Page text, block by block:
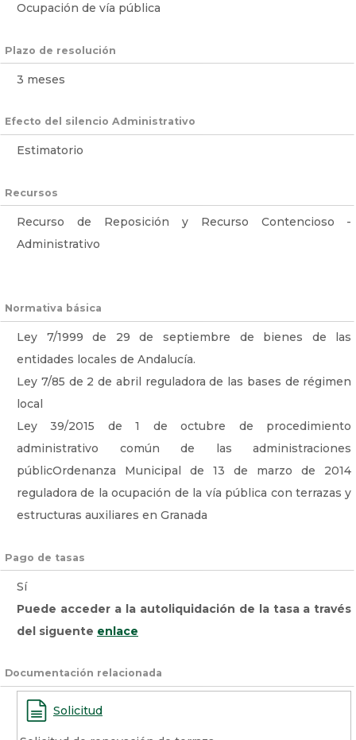
Ocupación de vía pública
Plazo de resolución
3 meses
Efecto del silencio Administrativo
Estimatorio
Recursos
Recurso de Reposición y Recurso Contencioso -
Administrativo
Normativa básica
Ley 7/1999 de 29 de septiembre de bienes de las
entidades locales de Andalucía.
Ley 7/85 de 2 de abril reguladora de las bases de régimen
local
Ley 39/2015 de 1 de octubre de procedimiento
administrativo común de las administraciones
públicOrdenanza Municipal de 13 de marzo de 2014
reguladora de la ocupación de la vía pública con terrazas y
estructuras auxiliares en Granada
Pago de tasas
Sí
Puede acceder a la autoliquidación de la tasa a través
del siguente enlace
Documentación relacionada
Solicitud